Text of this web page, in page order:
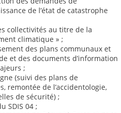
de l’état de catastrophe
collectivités au titre de la
climatique » ;
des plans communaux et
et des documents d’information
;
(suivi des plans de
remontée de l’accidentologie,
de sécurité) ;
SDIS 04 ;